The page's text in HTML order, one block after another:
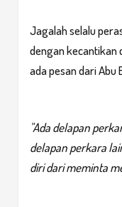
Jagalah selalu
dengan kecantikan
ada pesan dari Abu
"Ada delapan
delapan perkara
diri dari meminta